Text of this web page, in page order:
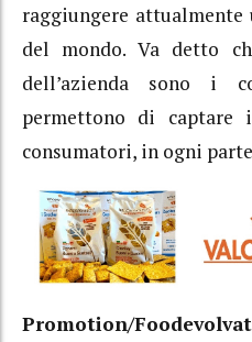
raggiungere attualmente
del mondo. Va detto
dell’azienda sono i
permettono di
consumatori, in ogni
Promotion/